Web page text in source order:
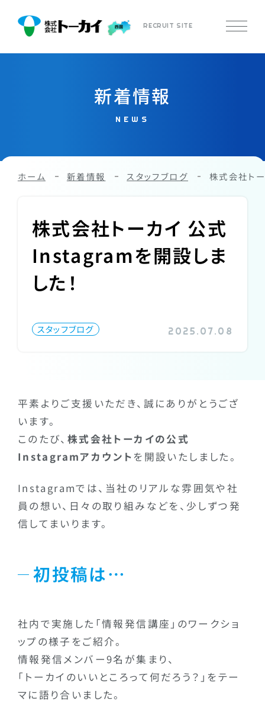
RECRUIT SITE
新着情報
NEWS
ホーム 新着情報 スタッフブログ 株式会社ト
株式会社トーカイ 公式
Instagramを開設しま
した！
スタッフブログ 2025.07.08
平素よりご支援いただき、誠にありがとうござ
います。
このたび、 株式会社トーカイの公式
Instagramアカウント を開設いたしました。
Instagramでは、当社のリアルな雰囲気や社
員の想い、日々の取り組みなどを、少しずつ発
信してまいります。
初投稿は…
社内で実施した「情報発信講座」のワークショ
ップの様子をご紹介。
情報発信メンバー9名が集まり、
「トーカイのいいところって何だろう？」をテー
マに語り合いました。